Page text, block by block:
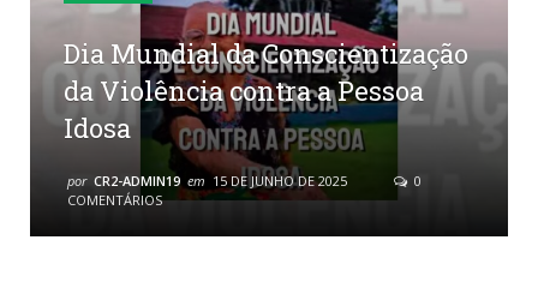
Dia Mundial da Conscientização
da Violência contra a Pessoa
Idosa
por CR2-ADMIN19 em 15 DE JUNHO DE 2025
0
COMENTÁRIOS